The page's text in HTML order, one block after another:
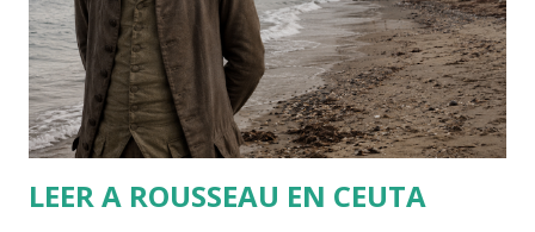
o
m
e
n
t
a
LEER A ROUSSEAU EN CEUTA